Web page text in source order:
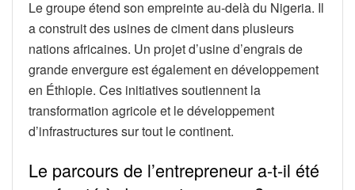
Le groupe étend son empreinte au-delà du Nigeria. Il
a construit des usines de ciment dans plusieurs
nations africaines. Un projet d’usine d’engrais de
grande envergure est également en développement
en Éthiopie. Ces initiatives soutiennent la
transformation agricole et le développement
d’infrastructures sur tout le continent.
Le parcours de l’entrepreneur a-t-il été